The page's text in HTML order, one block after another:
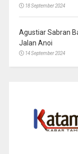
18 September 2024
Agustiar Sabran
Jalan Anoi
14 September 2024